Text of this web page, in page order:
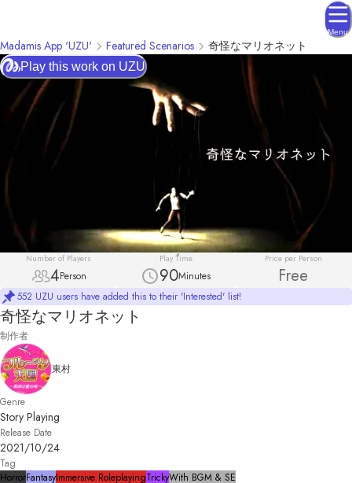
Menu
Madamis App 'UZU' Featured Scenarios 奇怪なマリオネット
Number of Players
4Person
Play Time
90Minutes
Price per Person
Free
552 UZU users have added this to their 'Interested' list!
Play this work on UZU
奇怪なマリオネット
制作者
東村
Genre
Story Playing
Release Date
2021/10/24
Tag
HorrorFantasyImmersive RoleplayingTrickyWith BGM & SE